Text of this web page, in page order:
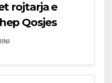
rojtarja e
Qosjes